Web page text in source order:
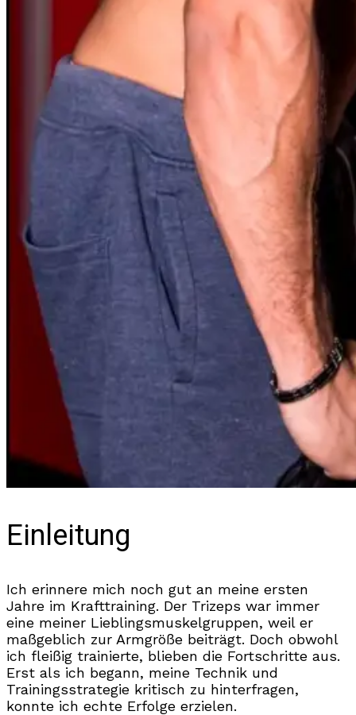
Einleitung
Ich erinnere mich noch gut an meine ersten
Jahre im Krafttraining. Der Trizeps war immer
eine meiner Lieblingsmuskelgruppen, weil er
maßgeblich zur Armgröße beiträgt. Doch obwohl
ich fleißig trainierte, blieben die Fortschritte aus.
Erst als ich begann, meine Technik und
Trainingsstrategie kritisch zu hinterfragen,
konnte ich echte Erfolge erzielen.